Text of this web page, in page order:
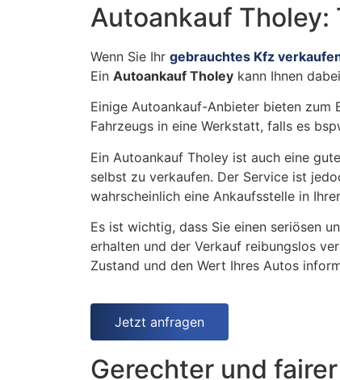
Autoankauf
Wenn Sie Ihr gebrauchtes Kfz
Ein Autoankauf Tholey kann Ihnen
Einige Autoankauf-Anbieter bieten zum
Fahrzeugs in eine Werkstatt, falls es
Ein Autoankauf Tholey ist auch eine
selbst zu verkaufen. Der Service ist
wahrscheinlich eine Ankaufsstelle in
Es ist wichtig, dass Sie einen seriösen
erhalten und der Verkauf reibungslos
Zustand und den Wert Ihres Autos
Jetzt anfragen
Gerechter und